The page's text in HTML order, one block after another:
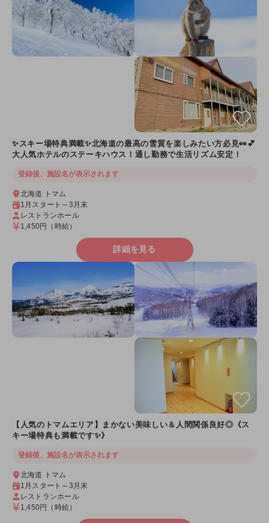
✨スキー場特典満載✨北海道の最高の雪質を楽しみたい方必見👀💕
大人気ホテルのステーキハウス！通し勤務で生活リズム安定！
登録後、施設名が表示されます
北海道 トマム
1月スタート～3月末
レストランホール
1,450円 （時給）
詳細を見る
【人気のトマムエリア】まかない美味しい＆人間関係良好◎《ス
キー場特典も満載です✨》
登録後、施設名が表示されます
北海道 トマム
1月スタート～3月末
レストランホール
1,450円 （時給）